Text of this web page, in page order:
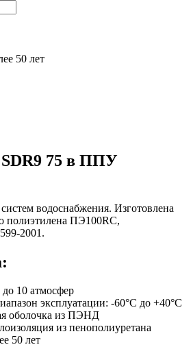
50 лет
75 в ППУ
водоснабжения. Изготовлена
полиэтилена ПЭ100RC,
2001.
до 10 атмосфер
эксплуатации: -60°С до +40°С
оболочка из ПЭНД
из пенополиуретана
50 лет